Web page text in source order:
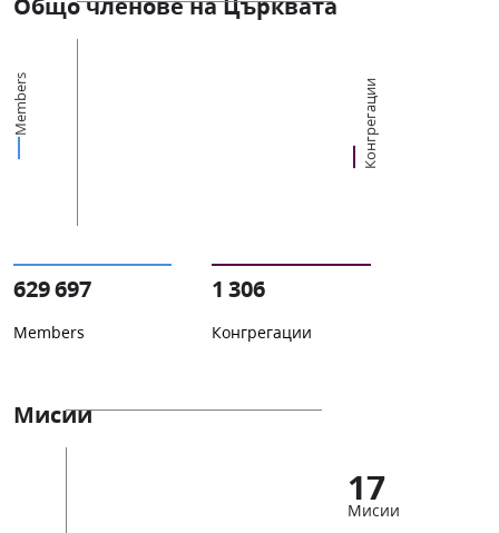
Members Конгрегации
629 697
Members
1 306
Конгрегации
Мисии
17
Мисии